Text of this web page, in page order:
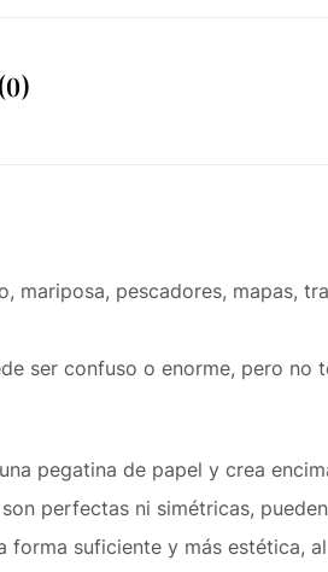
pescadores, mapas,
ser confuso o enorme, pero no
pegatina de papel y crea
perfectas ni simétricas,
forma suficiente y más estética,